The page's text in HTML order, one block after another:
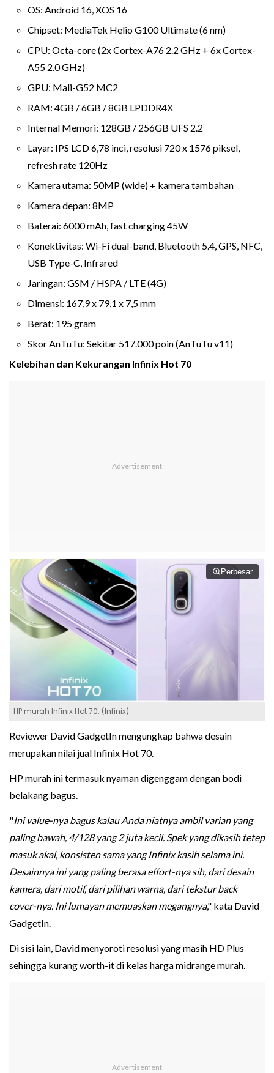
OS: Android 16, XOS 16
Chipset: MediaTek Helio G100 Ultimate (6 nm)
CPU: Octa-core (2x Cortex-A76 2.2 GHz + 6x Cortex-
A55 2.0 GHz)
GPU: Mali-G52 MC2
RAM: 4GB / 6GB / 8GB LPDDR4X
Internal Memori: 128GB / 256GB UFS 2.2
Layar: IPS LCD 6,78 inci, resolusi 720 x 1576 piksel,
refresh rate 120Hz
Kamera utama: 50MP (wide) + kamera tambahan
Kamera depan: 8MP
Baterai: 6000 mAh, fast charging 45W
Konektivitas: Wi-Fi dual-band, Bluetooth 5.4, GPS, NFC,
USB Type-C, Infrared
Jaringan: GSM / HSPA / LTE (4G)
Dimensi: 167,9 x 79,1 x 7,5 mm
Berat: 195 gram
Skor AnTuTu: Sekitar 517.000 poin (AnTuTu v11)
Kelebihan dan Kekurangan Infinix Hot 70
Perbesar
HP murah Infinix Hot 70. (Infinix)
Reviewer David GadgetIn mengungkap bahwa desain
merupakan nilai jual Infinix Hot 70.
HP murah ini termasuk nyaman digenggam dengan bodi
belakang bagus.
"Ini value-nya bagus kalau Anda niatnya ambil varian yang
paling bawah, 4/128 yang 2 juta kecil. Spek yang dikasih tetep
masuk akal, konsisten sama yang Infinix kasih selama ini.
Desainnya ini yang paling berasa effort-nya sih, dari desain
kamera, dari motif, dari pilihan warna, dari tekstur back
cover-nya. Ini lumayan memuaskan megangnya," kata David
GadgetIn.
Di sisi lain, David menyoroti resolusi yang masih HD Plus
sehingga kurang worth-it di kelas harga midrange murah.